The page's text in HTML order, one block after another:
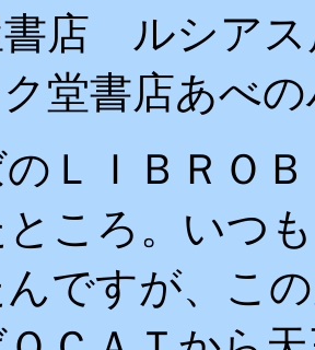
店 ルシアス
堂書店あべ
ＬＩＢＲＯ
ころ。いつ
んですが、こ